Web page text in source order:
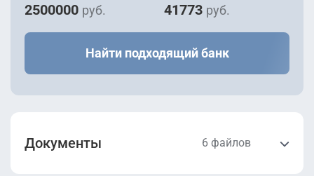
2500000 руб. 41773 руб.
Найти подходящий банк
Документы 6 файлов